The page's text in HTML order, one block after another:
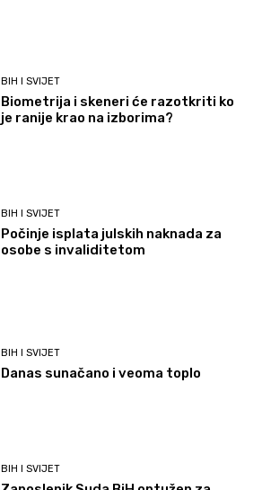
BIH I SVIJET
Biometrija i skeneri će razotkriti ko
je ranije krao na izborima?
BIH I SVIJET
Počinje isplata julskih naknada za
osobe s invaliditetom
BIH I SVIJET
Danas sunačano i veoma toplo
BIH I SVIJET